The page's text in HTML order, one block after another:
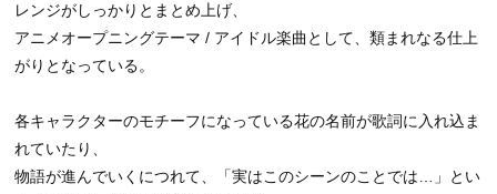
レンジがしっかりとまとめ上げ、
アニメオープニングテーマ / アイドル楽曲として、類まれなる仕上
がりとなっている。
各キャラクターのモチーフになっている花の名前が歌詞に入れ込ま
れていたり、
物語が進んでいくにつれて、「実はこのシーンのことでは…」とい